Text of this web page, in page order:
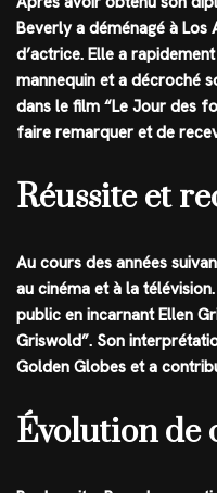
Beverly a déménagé à
d’actrice. Elle a
mannequin et a décroché
dans le film “Le Jour des
faire remarquer et de
Réussite et
Au cours des années
au cinéma et à la
public en incarnant Ellen
Griswold”. Son
Golden Globes et a
Évolution de